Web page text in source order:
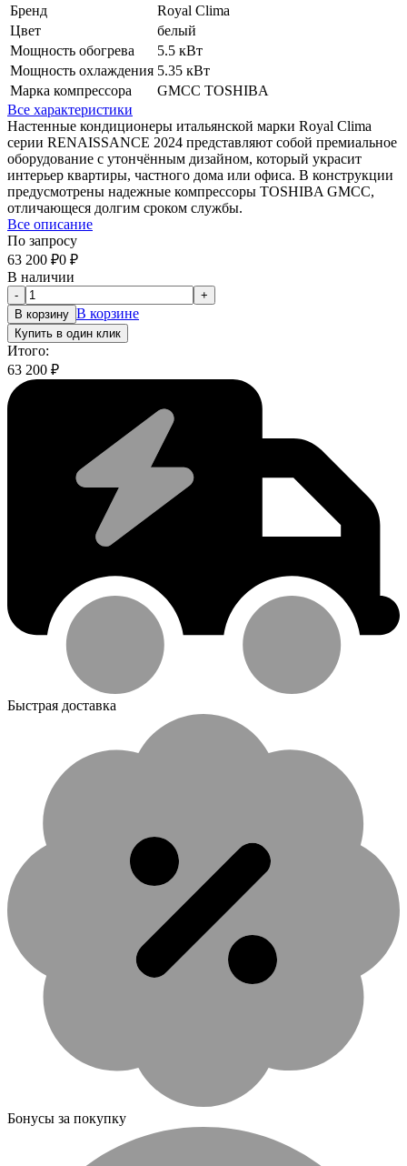
Бренд
Royal Clima
Цвет
белый
Мощность обогрева
5.5 кВт
Мощность охлаждения 5.35 кВт
Марка компрессора
GMCC TOSHIBA
Все характеристики
Настенные кондиционеры итальянской марки Royal Clima
серии RENAISSANCE 2024 представляют собой премиальное
оборудование с утончённым дизайном, который украсит
интерьер квартиры, частного дома или офиса. В конструкции
предусмотрены надежные компрессоры TOSHIBA GMCC,
отличающеся долгим сроком службы.
Все описание
По запросу
63 200 ₽0 ₽
В наличии
-
+
В корзину В корзине
Купить в один клик
Итого:
63 200 ₽
Быстрая доставка
Бонусы за покупку